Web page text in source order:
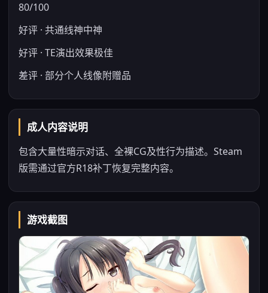
80/100
好评 · 共通线神中神
好评 · TE演出效果极佳
差评 · 部分个人线像附赠品
成人内容说明
包含大量性暗示对话、全裸CG及性行为描述。Steam
版需通过官方R18补丁恢复完整内容。
游戏截图